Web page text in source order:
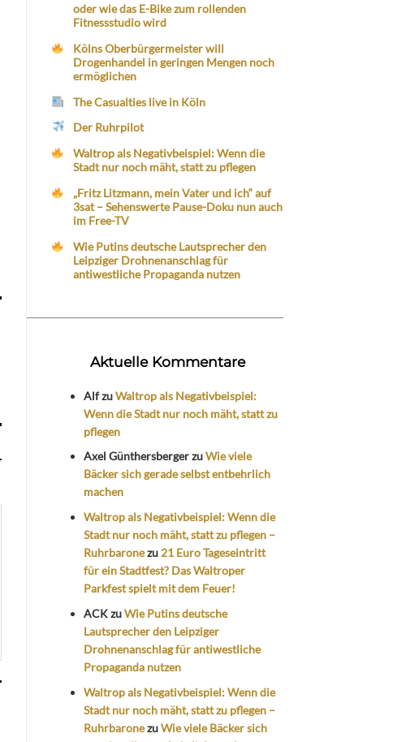
oder wie das E-Bike zum rollenden
Fitnessstudio wird
Kölns Oberbürgermeister will
Drogenhandel in geringen Mengen noch
ermöglichen
The Casualties live in Köln
Der Ruhrpilot
Waltrop als Negativbeispiel: Wenn die
Stadt nur noch mäht, statt zu pflegen
„Fritz Litzmann, mein Vater und ich“ auf
3sat – Sehenswerte Pause-Doku nun auch
im Free-TV
Wie Putins deutsche Lautsprecher den
Leipziger Drohnenanschlag für
antiwestliche Propaganda nutzen
Aktuelle Kommentare
AlfzuWaltrop als Negativbeispiel:
Wenn die Stadt nur noch mäht, statt zu
pflegen
Axel GünthersbergerzuWie viele
Bäcker sich gerade selbst entbehrlich
machen
Waltrop als Negativbeispiel: Wenn die
Stadt nur noch mäht, statt zu pflegen –
Ruhrbaronezu 21 Euro Tageseintritt
für ein Stadtfest? Das Waltroper
Parkfest spielt mit dem Feuer!
ACKzuWie Putins deutsche
Lautsprecher den Leipziger
Drohnenanschlag für antiwestliche
Propaganda nutzen
Waltrop als Negativbeispiel: Wenn die
Stadt nur noch mäht, statt zu pflegen –
RuhrbaronezuWie viele Bäcker sich